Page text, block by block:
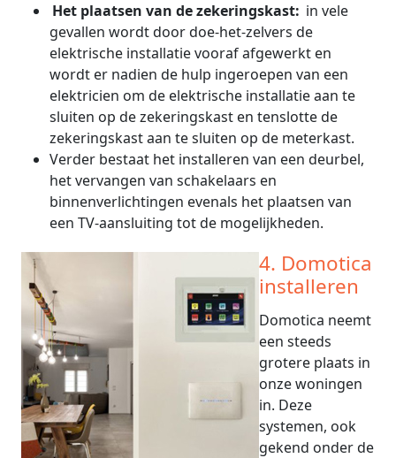
Het plaatsen van de zekeringskast: in vele
gevallen wordt door doe-het-zelvers de
elektrische installatie vooraf afgewerkt en
wordt er nadien de hulp ingeroepen van een
elektricien om de elektrische installatie aan te
sluiten op de zekeringskast en tenslotte de
zekeringskast aan te sluiten op de meterkast.
Verder bestaat het installeren van een deurbel,
het vervangen van schakelaars en
binnenverlichtingen evenals het plaatsen van
een TV-aansluiting tot de mogelijkheden.
4. Domotica
installeren
Domotica neemt
een steeds
grotere plaats in
onze woningen
in. Deze
systemen, ook
gekend onder de